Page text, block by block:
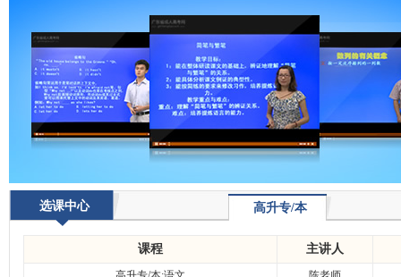
选课中心 高升专/本
课程 主讲人